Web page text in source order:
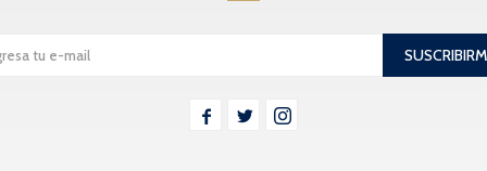
  